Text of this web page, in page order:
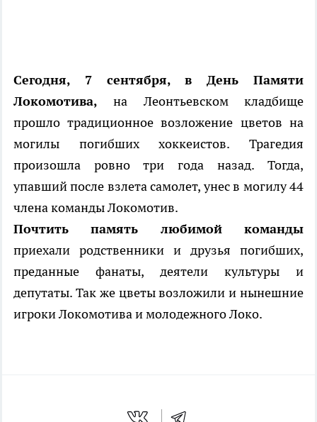
Сегодня, 7 сентября, в День Памяти
Локомотива, на Леонтьевском кладбище
прошло традиционное возложение цветов на
могилы погибших хоккеистов. Трагедия
произошла ровно три года назад. Тогда,
упавший после взлета самолет, унес в могилу 44
члена команды Локомотив.
Почтить память любимой команды
приехали родственники и друзья погибших,
преданные фанаты, деятели культуры и
депутаты. Так же цветы возложили и нынешние
игроки Локомотива и молодежного Локо.